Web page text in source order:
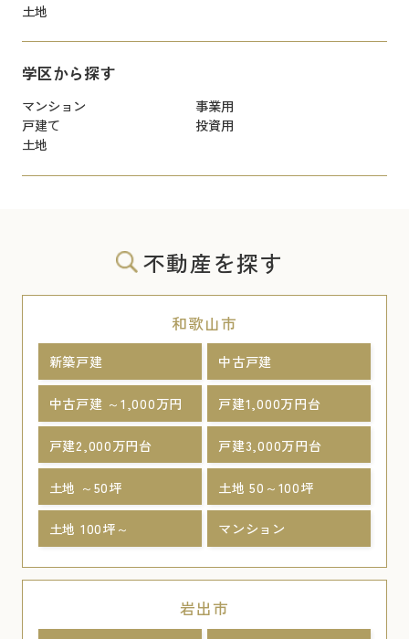
土地
学区から探す
マンション
事業用
戸建て
投資用
土地
不動産を探す
和歌山市
新築戸建 中古戸建
中古戸建 ～1,000万円 戸建1,000万円台
戸建2,000万円台 戸建3,000万円台
土地 ～50坪 土地 50～100坪
土地 100坪～ マンション
岩出市